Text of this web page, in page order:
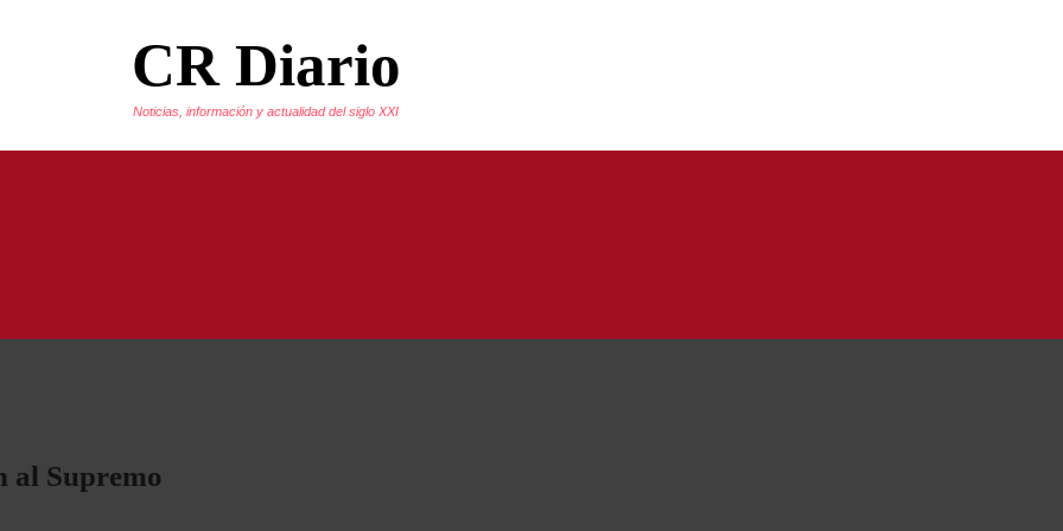
CR Diario
Noticias, información y actualidad del siglo XXI
al Supremo